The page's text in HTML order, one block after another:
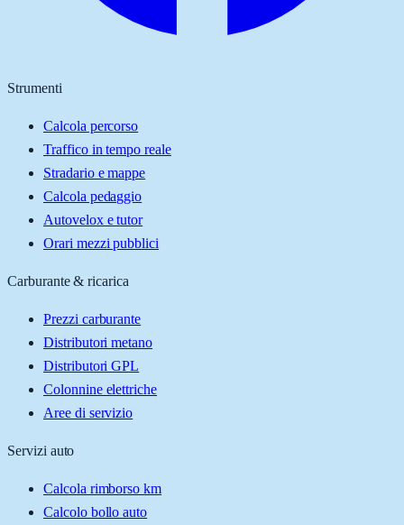
Strumenti
Calcola percorso
Traffico in tempo reale
Stradario e mappe
Calcola pedaggio
Autovelox e tutor
Orari mezzi pubblici
Carburante & ricarica
Prezzi carburante
Distributori metano
Distributori GPL
Colonnine elettriche
Aree di servizio
Servizi auto
Calcola rimborso km
Calcolo bollo auto